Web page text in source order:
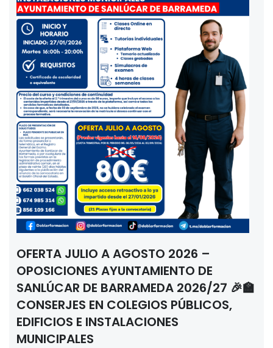
OFERTA JULIO A AGOSTO 2026 –
OPOSICIONES AYUNTAMIENTO DE
SANLÚCAR DE BARRAMEDA 2026/27 🎉🏫
CONSERJES EN COLEGIOS PÚBLICOS,
EDIFICIOS E INSTALACIONES
MUNICIPALES